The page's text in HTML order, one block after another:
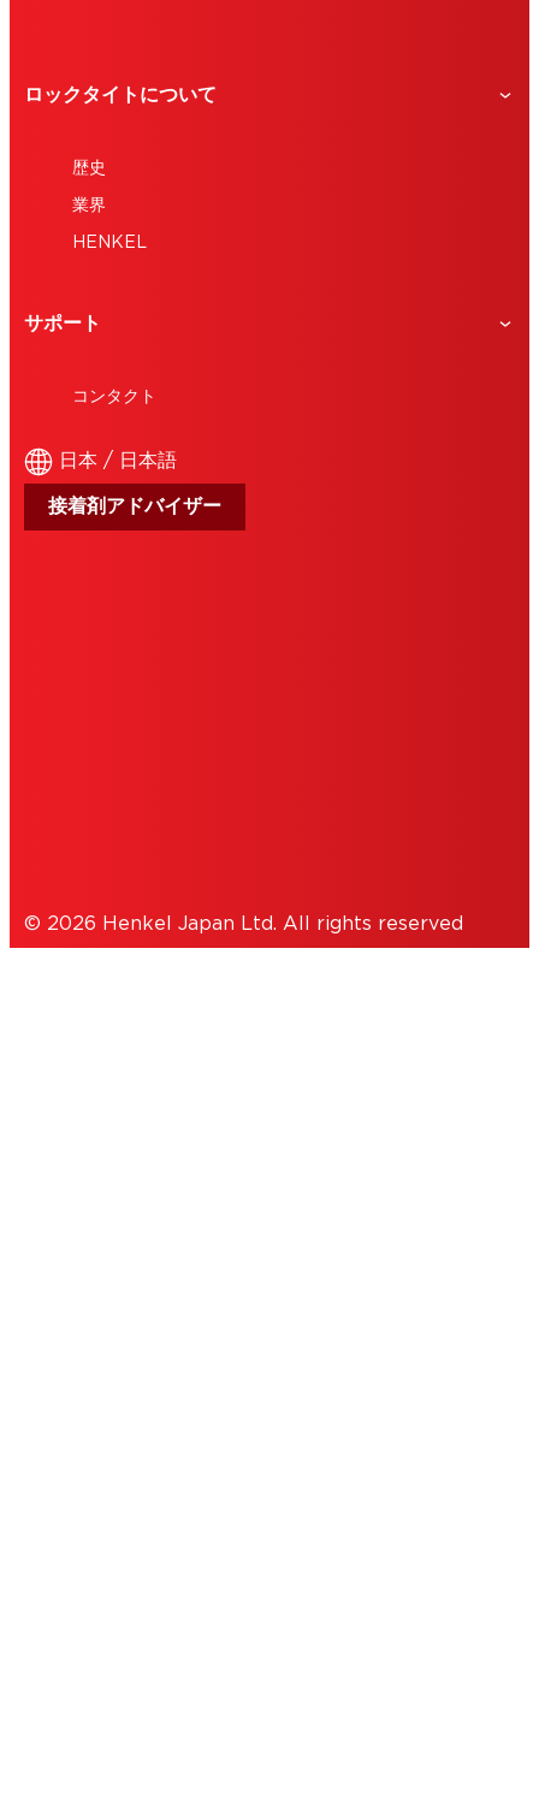
ロックタイトについて
歴史
業界
HENKEL
サポート
コンタクト
日本 / 日本語
接着剤アドバイザー
© 2026 Henkel Japan Ltd. All rights reserved